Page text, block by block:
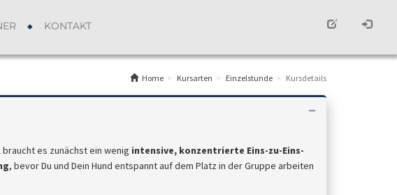
KONTAKT
Home Kursarten Einzelstunde Kursdetails
braucht es zunächst ein wenig intensive, konzentrierte Eins-zu-Eins-
, bevor Du und Dein Hund entspannt auf dem Platz in der Gruppe arbeiten